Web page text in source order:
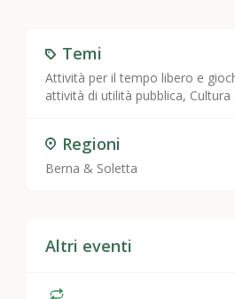
Temi
Attività per il tempo libero e
attività di utilità pubblica, Cultura
Regioni
Berna & Soletta
Altri eventi